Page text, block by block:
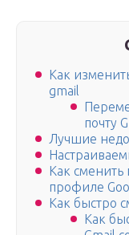
Как
gmail
почту
Лучшие
Как сменить
профиле
Как быстро
Как